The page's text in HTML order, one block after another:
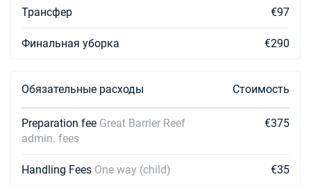
Трансфер €97
Финальная уборка €290
Обязательные расходы Стоимость
Preparation fee Great Barrier Reef
admin. fees
€375
Handling Fees One way (child) €35